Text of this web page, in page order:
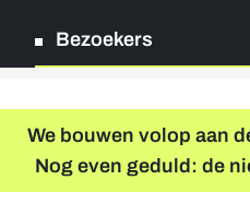
Bezoekers
Log in
Registreer
We bouwen volop aan
Nog even geduld: de